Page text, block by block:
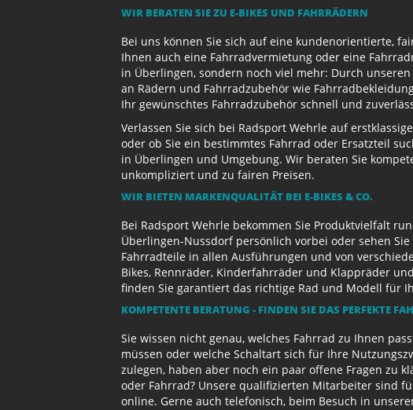
WIR BERATEN SIE ZU E-BIKES UND FAHRRÄDERN
Bei uns können Sie sich auf eine kundenorientierte,
Ihnen auch eine Fahrradvermietung oder eine
in Überlingen, sondern noch viel mehr: Durch
an Rädern und Fahrradzubehör wie
Ihr gewünschtes Fahrradzubehör schnell und
Verlassen Sie sich bei Radsport Wehrle auf
oder ob Sie ein bestimmtes Fahrrad oder Ersatzteil
in Überlingen und Umgebung. Wir beraten Sie
unkompliziert und zu fairen Preisen.
WIR BIETEN MARKENQUALITÄT BEI E-BIKES & CO.
Bei Radsport Wehrle bekommen Sie Produktvielfalt
Überlingen-Nussdorf persönlich vorbei oder sehen
Fahrradteile in allen Ausführungen und von
Bikes, Rennräder, Kinderfahrräder und Klappräder
finden Sie garantiert das richtige Rad und Modell für
KOMPETENTE BERATUNG - FINDEN SIE DAS PERFEKTE
Sie wissen nicht genau, welches Fahrrad zu Ihnen
müssen oder welche Schaltart sich für Ihre
zulegen, haben aber noch ein paar offene Fragen zu
oder Fahrrad? Unsere qualifizierten Mitarbeiter sind
online. Gerne auch telefonisch, beim Besuch in